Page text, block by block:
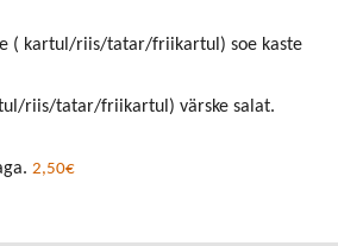
( kartul/riis/tatar/friikartul) soe kaste
riis/tatar/friikartul) värske salat.
2,50€